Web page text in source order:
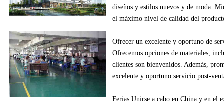
diseños y estilos nuevos y de moda.
el máximo nivel de calidad del
Ofrecer un excelente y oportuno de
Ofrecemos opciones de materiales ,
clientes son bienvenidos. Además ,
excelente y oportuno servicio post-
Ferias Unirse a cabo en China y en el